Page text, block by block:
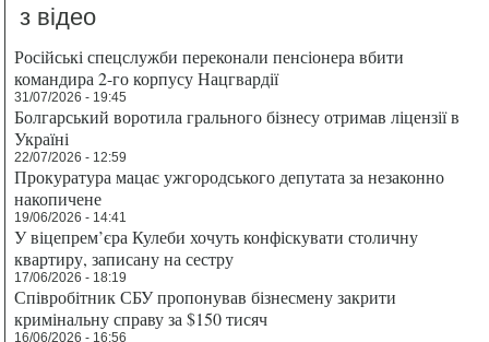
з відео
Російські спецслужби переконали пенсіонера вбити
командира 2-го корпусу Нацгвардії
31/07/2026 - 19:45
Болгарський воротила грального бізнесу отримав ліцензії в
Україні
22/07/2026 - 12:59
Прокуратура мацає ужгородського депутата за незаконно
накопичене
19/06/2026 - 14:41
У віцепрем’єра Кулеби хочуть конфіскувати столичну
квартиру, записану на сестру
17/06/2026 - 18:19
Співробітник СБУ пропонував бізнесмену закрити
кримінальну справу за $150 тисяч
16/06/2026 - 16:56